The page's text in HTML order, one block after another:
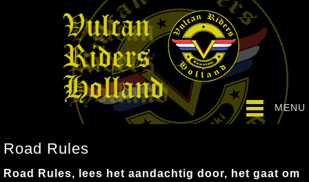
MENU
Road Rules
Road Rules, lees het aandachtig door, het gaat om